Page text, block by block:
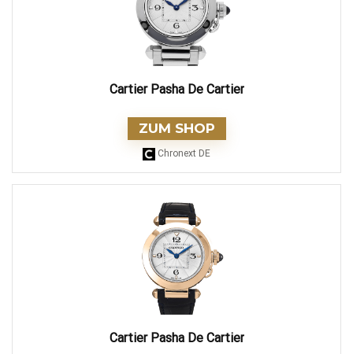
Cartier Pasha De Cartier
ZUM SHOP
Chronext DE
Cartier Pasha De Cartier